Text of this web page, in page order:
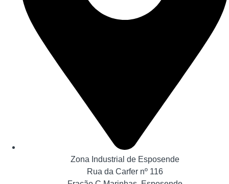
Zona Industrial de Esposende
Rua da Carfer nº 116